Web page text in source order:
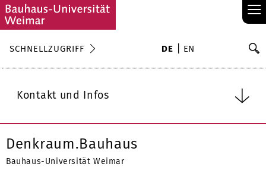
≡
SCHNELLZUGRIFF DE EN
Kontakt und Infos
Denkraum.Bauhaus
Bauhaus-Universität Weimar